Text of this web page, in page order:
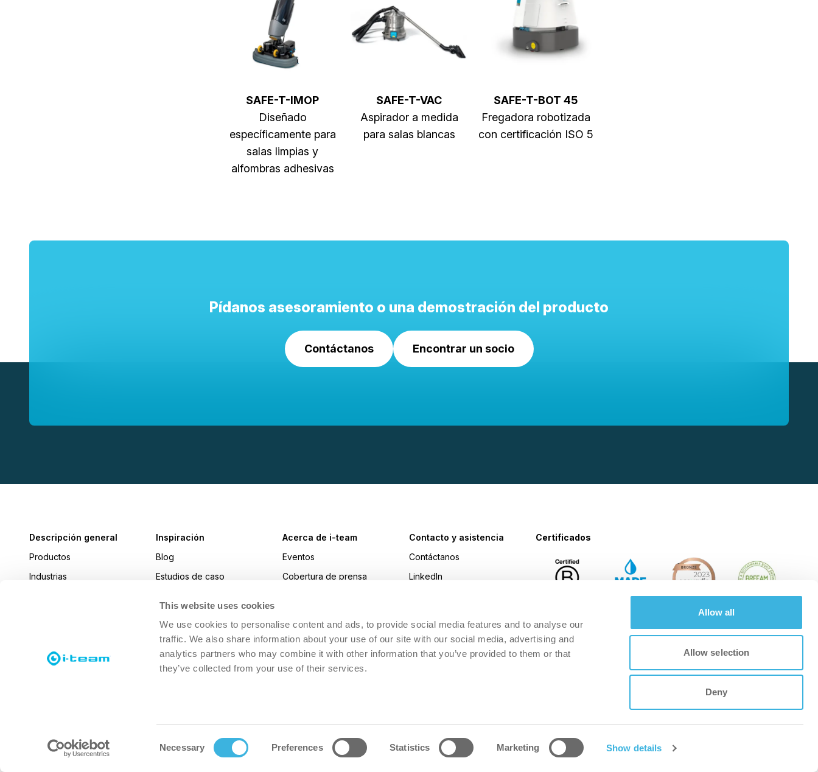
This website uses cookies
We use cookies to personalise content and ads, to provide social media features and to analyse our
traffic. We also share information about your use of our site with our social media, advertising and
analytics partners who may combine it with other information that you’ve provided to them or that
they’ve collected from your use of their services.
Necessary Preferences Statistics Marketing Show details
Allow all
Allow selection
Deny
SAFE-T-IMOP
Diseñado
específicamente para
salas limpias y
alfombras adhesivas
SAFE-T-VAC
Aspirador a medida
para salas blancas
SAFE-T-BOT 45
Fregadora robotizada
con certificación ISO 5
Pídanos asesoramiento o una demostración del producto
Contáctanos Encontrar un socio
Descripción general
Productos
Industrias
Inspiración
Blog
Estudios de caso
Acerca de i-team
Eventos
Cobertura de prensa
Sostenibilidad
Made Blue
i-academy
Contacto y asistencia
Contáctanos
LinkedIn
Facebook
Certificados
© 2026 i-Team GlobalConsentimiento de cookies